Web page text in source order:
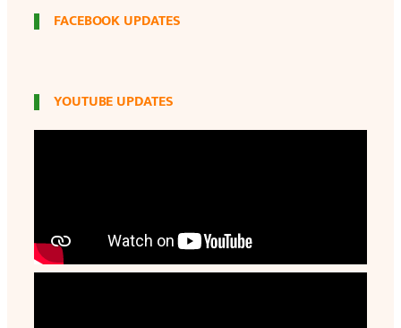
FACEBOOK UPDATES
YOUTUBE UPDATES